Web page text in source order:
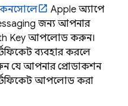
কনসোলে
Apple অ্যাপে
জন্য আপনার
Key আপলোড করুন।
ব্যবহার করলে,
যে আপনার প্রোডাকশন
আপলোড করা